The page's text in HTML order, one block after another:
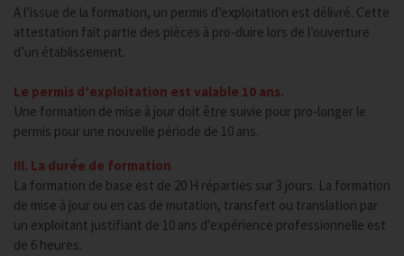
A l’issue de la formation, un permis d’exploitation est délivré. Cette
attestation fait partie des pièces à pro-duire lors de l’ouverture
d’un établissement.
Le permis d’exploitation est valable 10 ans.
Une formation de mise à jour doit être suivie pour pro-longer le
permis pour une nouvelle période de 10 ans.
III. La durée de formation
La formation de base est de 20 H réparties sur 3 jours. La formation
de mise à jour ou en cas de mutation, transfert ou translation par
un exploitant justifiant de 10 ans d’expérience professionnelle est
de 6 heures.